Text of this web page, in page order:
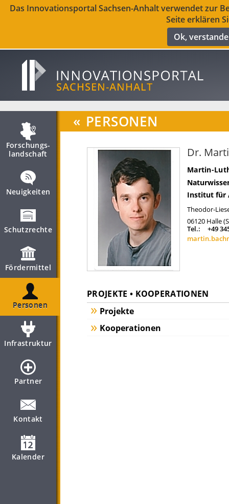
Das Innovationsportal Sachsen-Anhalt verwendet zur
Seite erklären
Ok,
Forschungs­
landschaft
Neuigkeiten
Schutzrechte
Fördermittel
Personen
Infrastruktur
Partner
Kontakt
Kalender
« PERSONEN
Dr.
Martin-
Institut für
Theodor-
06120 Halle
Tel.:
+49
PROJEKTE • KOOPERATIONEN
Projekte
Kooperationen